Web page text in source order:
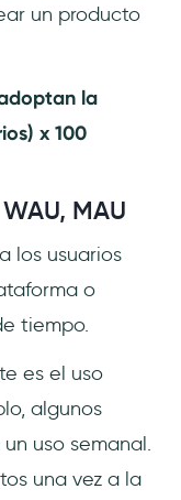
un producto
la
x 100
MAU
los usuarios
o
tiempo.
es el uso
algunos
uso semanal.
una vez a la